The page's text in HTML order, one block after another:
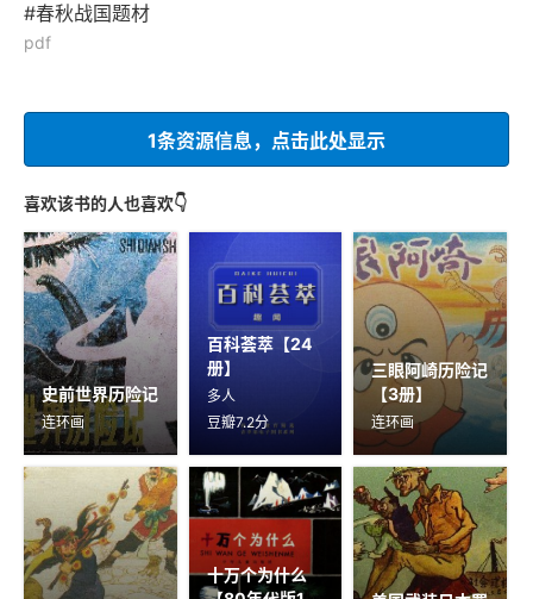
#春秋战国题材
pdf
1条资源信息，点击此处显示
喜欢该书的人也喜欢👇
史前世界历险记
连环画
百科荟萃【24
册】
多人
豆瓣7.2分
三眼阿崎历险记
【3册】
连环画
十万个为什么